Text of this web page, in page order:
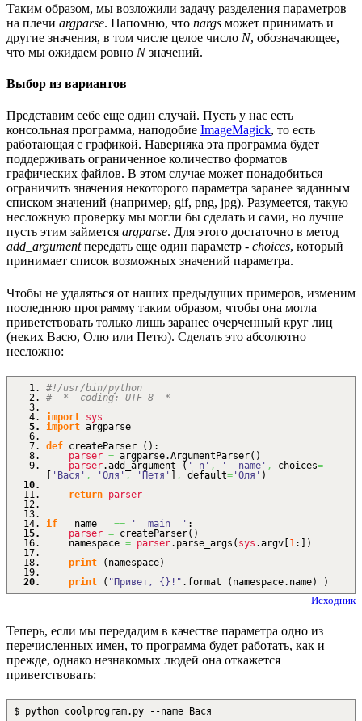
Таким образом, мы возложили задачу разделения параметров
на плечи argparse. Напомню, что nargs может принимать и
другие значения, в том числе целое число N, обозначающее,
что мы ожидаем ровно Nзначений.
Выбор из вариантов
Представим себе еще один случай. Пусть у нас есть
консольная программа, наподобие ImageMagick, то есть
работающая с графикой. Наверняка эта программа будет
поддерживать ограниченное количество форматов
графических файлов. В этом случае может понадобиться
ограничить значения некоторого параметра заранее заданным
списком значений (например, gif, png, jpg). Разумеется, такую
несложную проверку мы могли бы сделать и сами, но лучше
пусть этим займется argparse. Для этого достаточно в метод
add_argumentпередать еще один параметр - choices, который
принимает список возможных значений параметра.
Чтобы не удаляться от наших предыдущих примеров, изменим
последнюю программу таким образом, чтобы она могла
приветствовать только лишь заранее очерченный круг лиц
(неких Васю, Олю или Петю). Сделать это абсолютно
несложно:
#!/usr/bin/python
# -*- coding: UTF-8 -*-
import sys
import argparse
def createParser ( ) :
parser = argparse.ArgumentParser( )
parser.add_argument ( '-n' , '--name' , choices=
[ 'Вася' , 'Оля' , 'Петя' ] , default= 'Оля' )
return parser
if __name__ == '__main__' :
parser = createParser( )
namespace = parser. parse_args ( sys .argv [1: ] )
print
( namespace)
print
( "Привет, {}!" . format ( namespace. name) )
Исходник
Теперь, если мы передадим в качестве параметра одно из
перечисленных имен, то программа будет работать, как и
прежде, однако незнакомых людей она откажется
приветствовать:
$ python coolprogram.py --name Вася